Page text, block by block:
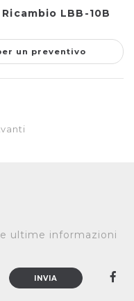
LBB-10B
un preventivo
ultime informazioni